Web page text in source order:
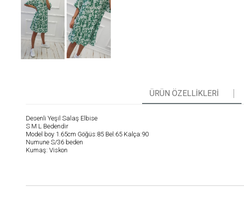
ÜRÜN ÖZELLIKLERI
Desenli Yeşil Salaş Elbise
S M L Bedendir
Model boy 1.65cm Göğüs:85 Bel:65 Kalça:90
Numune S/36 beden
Kumaş: Viskon